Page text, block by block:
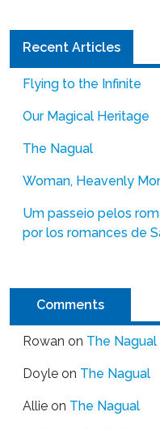
Recent Articles
Flying to the Infinite
Our Magical Heritage
The Nagual
Woman, Heavenly
Um passeio pelos
por los romances de
Comments
Rowan on The Nagual
Doyle on The Nagual
Allie on The Nagual